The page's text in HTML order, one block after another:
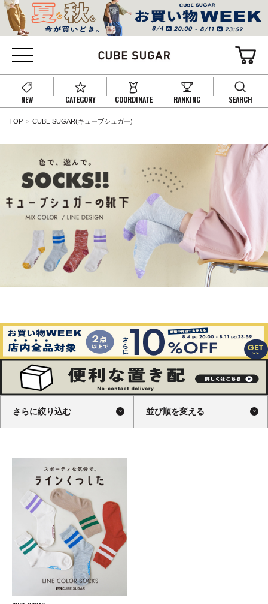
NEW CATEGORY COORDINATE RANKING SEARCH
TOP CUBE SUGAR(キューブシュガー)
さらに絞り込む 並び順を変える